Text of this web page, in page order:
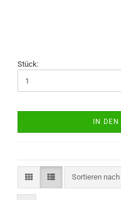
Stück:
IN
Sortieren nach
Sortieren nach